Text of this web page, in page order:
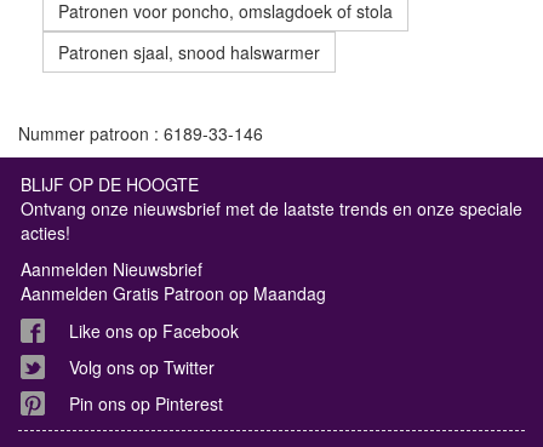
Patronen voor poncho, omslagdoek of stola
Patronen sjaal, snood halswarmer
Nummer patroon : 6189-33-146
BLIJF OP DE HOOGTE
Ontvang onze nieuwsbrief met de laatste trends en onze speciale
acties!
Aanmelden Nieuwsbrief
Aanmelden Gratis Patroon op Maandag
Like ons op Facebook
Volg ons op Twitter
Pin ons op Pinterest